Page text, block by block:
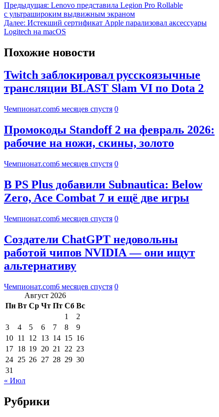
Предыдущая: Lenovo представила Legion Pro Rollable
с ультрашироким выдвижным экраном
Далее: Истекший сертификат Apple парализовал аксессуары
Logitech на macOS
Похожие новости
Twitch заблокировал русскоязычные
трансляции BLAST Slam VI по Dota 2
Чемпионат.com6 месяцев спустя 0
Промокоды Standoff 2 на февраль 2026:
рабочие на ножи, скины, золото
Чемпионат.com6 месяцев спустя 0
В PS Plus добавили Subnautica: Below
Zero, Ace Combat 7 и ещё две игры
Чемпионат.com6 месяцев спустя 0
Создатели ChatGPT недовольны
работой чипов NVIDIA — они ищут
альтернативу
Чемпионат.com6 месяцев спустя 0
Август 2026
Пн Вт Ср Чт Пт Сб Вс
1
2
3
4 5 6 7 8
9
10 11 12 13 14 15 16
17 18 19 20 21 22 23
24 25 26 27 28 29 30
31
« Июл
Рубрики